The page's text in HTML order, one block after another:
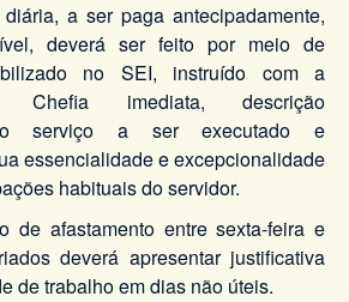
a ser paga antecipadamente,
deverá ser feito por meio de
no SEI, instruído com a
Chefia imediata, descrição
serviço a ser executado e
essencialidade e excepcionalidade
habituais do servidor.
de afastamento entre sexta-feira e
deverá apresentar justificativa
de trabalho em dias não úteis.